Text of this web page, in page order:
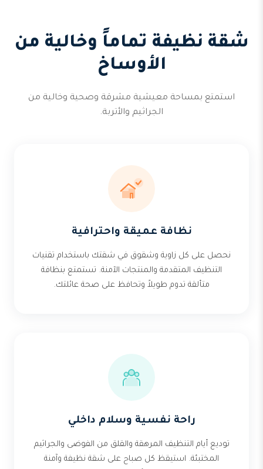
شقة نظيفة تماماً وخالية من
الأوساخ
استمتع بمساحة معيشية مشرقة وصحية وخالية من
الجراثيم والأتربة.
نظافة عميقة واحترافية
نحصل على كل زاوية وشقوق في شقتك باستخدام تقنيات
التنظيف المتقدمة والمنتجات الآمنة. تستمتع بنظافة
متألقة تدوم طويلاً وتحافظ على صحة عائلتك.
راحة نفسية وسلام داخلي
توديع أيام التنظيف المرهقة والقلق من الفوضى والجراثيم
المختبئة. استيقظ كل صباح على شقة نظيفة وآمنة